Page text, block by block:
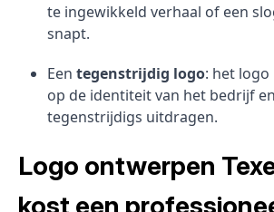
te ingewikkeld verhaal of een
snapt.
Een tegenstrijdig logo: het
op de identiteit van het bedrijf
tegenstrijdigs uitdragen.
Logo ontwerpen